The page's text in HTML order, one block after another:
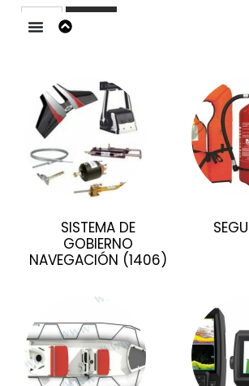
Buscar
SISTEMA DE
GOBIERNO
NAVEGACIÓN (1406)